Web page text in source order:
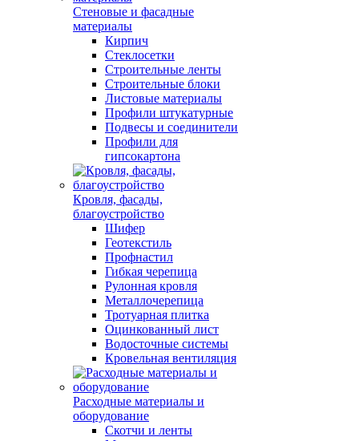
Стеновые и фасадные
материалы
Кирпич
Стеклосетки
Строительные ленты
Строительные блоки
Листовые материалы
Профили штукатурные
Подвесы и соединители
Профили для
гипсокартона
Кровля, фасады,
благоустройство
Шифер
Геотекстиль
Профнастил
Гибкая черепица
Рулонная кровля
Металлочерепица
Тротуарная плитка
Оцинкованный лист
Водосточные системы
Кровельная вентиляция
Расходные материалы и
оборудование
Скотчи и ленты